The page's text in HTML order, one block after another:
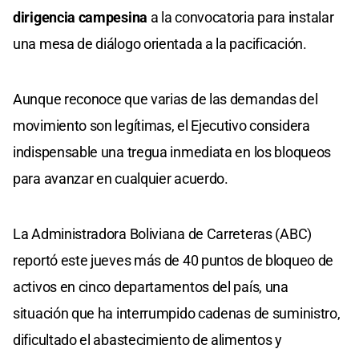
dirigencia campesina a la convocatoria para instalar
una mesa de diálogo orientada a la pacificación.
Aunque reconoce que varias de las demandas del
movimiento son legítimas, el Ejecutivo considera
indispensable una tregua inmediata en los bloqueos
para avanzar en cualquier acuerdo.
La Administradora Boliviana de Carreteras (ABC)
reportó este jueves más de 40 puntos de bloqueo de
activos en cinco departamentos del país, una
situación que ha interrumpido cadenas de suministro,
dificultado el abastecimiento de alimentos y